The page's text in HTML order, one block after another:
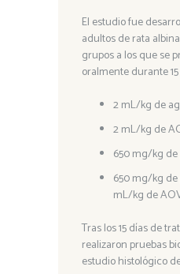
El estudio fue
adultos de rata
grupos a los que se
oralmente durante
2 mL/kg de
2 mL/kg de
650 mg/kg
650 mg/kg
mL/kg de
Tras los 15 días de
realizaron pruebas
estudio histológico